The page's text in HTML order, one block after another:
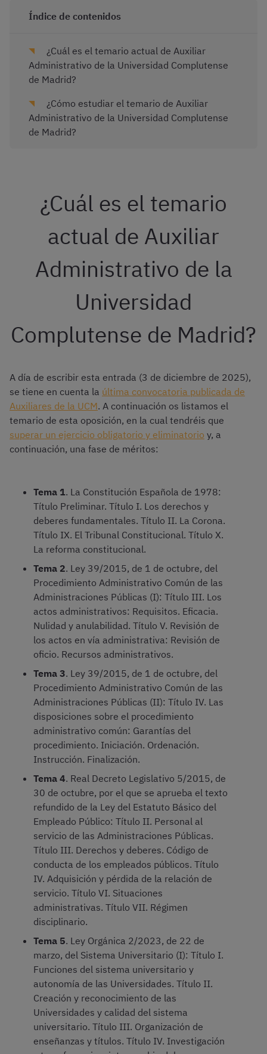
Índice de contenidos
¿Cuál es el temario actual de Auxiliar
Administrativo de la Universidad Complutense
de Madrid?
¿Cómo estudiar el temario de Auxiliar
Administrativo de la Universidad Complutense
de Madrid?
¿Cuál es el temario
actual de Auxiliar
Administrativo de la
Universidad
Complutense de Madrid?
A día de escribir esta entrada (3 de diciembre de 2025),
se tiene en cuenta la última convocatoria publicada de
Auxiliares de la UCM. A continuación os listamos el
temario de esta oposición, en la cual tendréis que
superar un ejercicio obligatorio y eliminatorio y, a
continuación, una fase de méritos:
Tema 1. La Constitución Española de 1978:
Título Preliminar. Título I. Los derechos y
deberes fundamentales. Título II. La Corona.
Título IX. El Tribunal Constitucional. Título X.
La reforma constitucional.
Tema 2. Ley 39/2015, de 1 de octubre, del
Procedimiento Administrativo Común de las
Administraciones Públicas (I): Título III. Los
actos administrativos: Requisitos. Eficacia.
Nulidad y anulabilidad. Título V. Revisión de
los actos en vía administrativa: Revisión de
oficio. Recursos administrativos.
Tema 3. Ley 39/2015, de 1 de octubre, del
Procedimiento Administrativo Común de las
Administraciones Públicas (II): Título IV. Las
disposiciones sobre el procedimiento
administrativo común: Garantías del
procedimiento. Iniciación. Ordenación.
Instrucción. Finalización.
Tema 4. Real Decreto Legislativo 5/2015, de
30 de octubre, por el que se aprueba el texto
refundido de la Ley del Estatuto Básico del
Empleado Público: Título II. Personal al
servicio de las Administraciones Públicas.
Título III. Derechos y deberes. Código de
conducta de los empleados públicos. Título
IV. Adquisición y pérdida de la relación de
servicio. Título VI. Situaciones
administrativas. Título VII. Régimen
disciplinario.
Tema 5. Ley Orgánica 2/2023, de 22 de
marzo, del Sistema Universitario (I): Título I.
Funciones del sistema universitario y
autonomía de las Universidades. Título II.
Creación y reconocimiento de las
Universidades y calidad del sistema
universitario. Título III. Organización de
enseñanzas y títulos. Título IV. Investigación